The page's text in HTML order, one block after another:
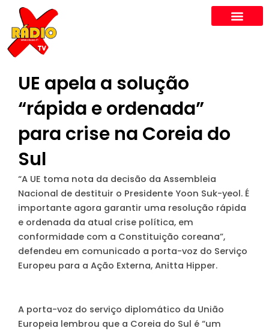
content
UE apela a solução
“rápida e ordenada”
para crise na Coreia do
Sul
“A UE toma nota da decisão da Assembleia
Nacional de destituir o Presidente Yoon Suk-yeol. É
importante agora garantir uma resolução rápida
e ordenada da atual crise política, em
conformidade com a Constituição coreana”,
defendeu em comunicado a porta-voz do Serviço
Europeu para a Ação Externa, Anitta Hipper.
A porta-voz do serviço diplomático da União
Europeia lembrou que a Coreia do Sul é “um